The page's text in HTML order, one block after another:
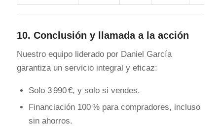
10. Conclusión y llamada a la acción
Nuestro equipo liderado por Daniel García
garantiza un servicio integral y eficaz:
Solo 3 990 €, y solo si vendes.
Financiación 100 % para compradores, incluso
sin ahorros.